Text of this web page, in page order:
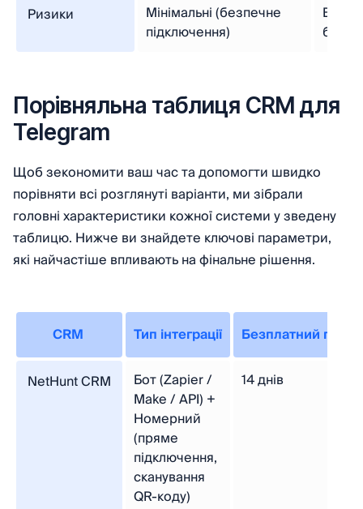
Ризики
Мінімальні (безпечне
підключення)
Порівняльна таблиця CRM для
Telegram
Щоб зекономити ваш час та допомогти швидко
порівняти всі розглянуті варіанти, ми зібрали
головні характеристики кожної системи у зведену
таблицю. Нижче ви знайдете ключові параметри,
які найчастіше впливають на фінальне рішення.
CRM Тип інтеграції Безплатний
NetHunt CRM
Бот (Zapier /
Make / API) +
Номерний
(пряме
підключення,
сканування
QR-коду)
14 днів